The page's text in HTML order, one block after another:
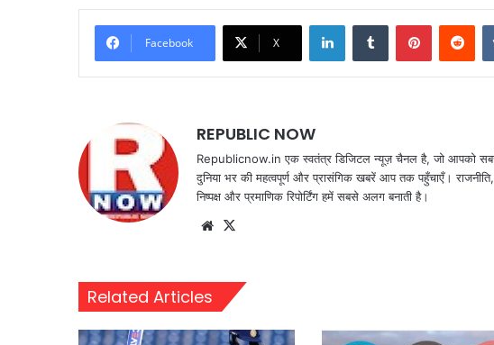
Facebook X
LinkedInTumblr Pinterest
REPUBLIC NOW
Republicnow.in एक स्वतंत्र डिजिटल न्यूज़ चैनल है, जो आपको
दुनिया भर की महत्वपूर्ण और प्रासंगिक खबरें आप तक पहुँचाएँ।
निष्पक्ष और प्रमाणिक रिपोर्टिंग हमें सबसे अलग बनाती है।
Website
Related Articles